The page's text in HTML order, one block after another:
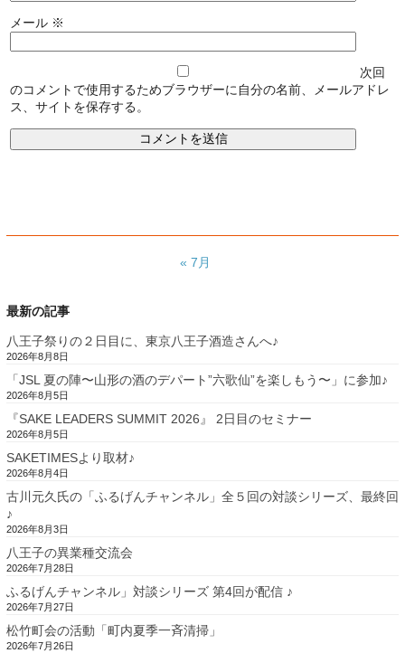
メール ※
次回
のコメントで使用するためブラウザーに自分の名前、メールアドレ
ス、サイトを保存する。
« 7月
最新の記事
八王子祭りの２日目に、東京八王子酒造さんへ♪
2026年8月8日
「JSL 夏の陣〜山形の酒のデパート”六歌仙”を楽しもう〜」に参加♪
2026年8月5日
『SAKE LEADERS SUMMIT 2026』 2日目のセミナー
2026年8月5日
SAKETIMESより取材♪
2026年8月4日
古川元久氏の「ふるげんチャンネル」全５回の対談シリーズ、最終回
♪
2026年8月3日
八王子の異業種交流会
2026年7月28日
ふるげんチャンネル」対談シリーズ 第4回が配信 ♪
2026年7月27日
松竹町会の活動「町内夏季一斉清掃」
2026年7月26日